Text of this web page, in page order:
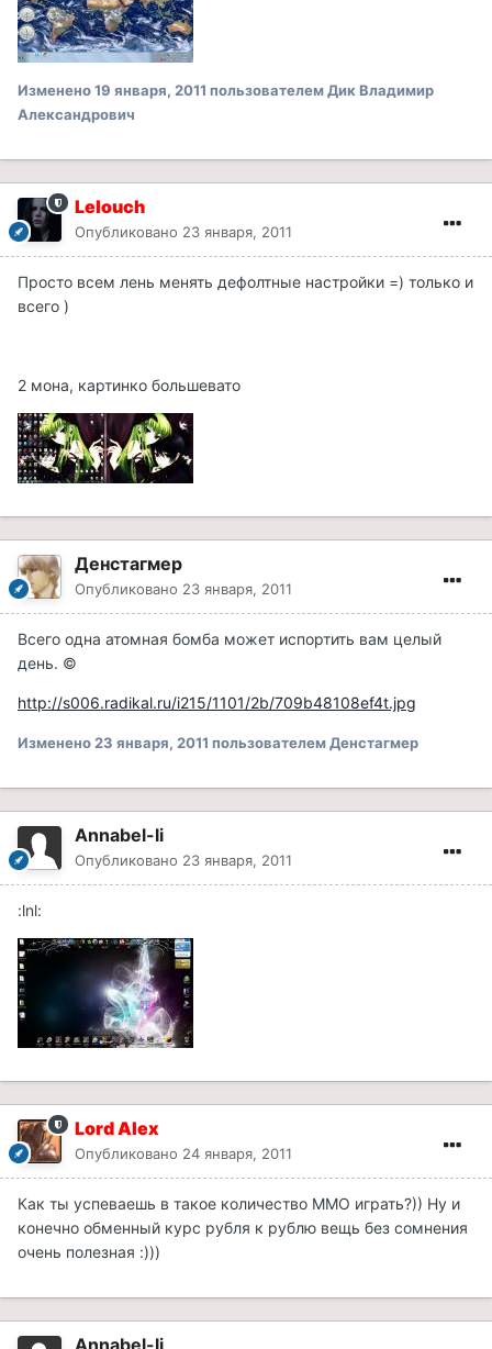
Изменено19 января, 2011 пользователем Дик Владимир
Александрович
Lelouch
Опубликовано 23 января, 2011
Просто всем лень менять дефолтные настройки =) только и
всего )
2 мона, картинко большевато
Денстагмер
Опубликовано 23 января, 2011
Всего одна атомная бомба может испортить вам целый
день. ©
http://s006.radikal.ru/i215/1101/2b/709b48108ef4t.jpg
Изменено 23 января, 2011 пользователем Денстагмер
Annabel-li
Опубликовано 23 января, 2011
:lnl:
Lord Alex
Опубликовано 24 января, 2011
Как ты успеваешь в такое количество ММО играть?)) Ну и
конечно обменный курс рубля к рублю вещь без сомнения
очень полезная :)))
Annabel-li